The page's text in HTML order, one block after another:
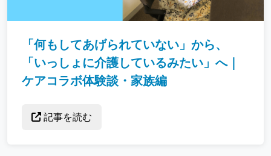
「何もしてあげられていない」から、
「いっしょに介護しているみたい」へ｜
ケアコラボ体験談・家族編
記事を読む